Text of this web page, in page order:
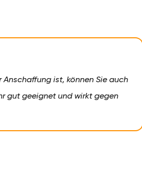
Anschaffung ist, können Sie auch
gut geeignet und wirkt gegen